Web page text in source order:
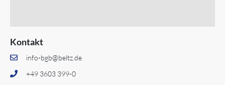
Kontakt
info-bgb@beltz.de
+49 3603 399-0